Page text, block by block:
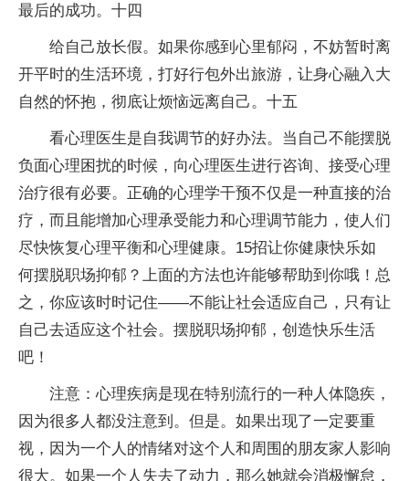
最后的成功。十四
给自己放长假。如果你感到心里郁闷，不妨暂时离
开平时的生活环境，打好行包外出旅游，让身心融入大
自然的怀抱，彻底让烦恼远离自己。十五
看心理医生是自我调节的好办法。当自己不能摆脱
负面心理困扰的时候，向心理医生进行咨询、接受心理
治疗很有必要。正确的心理学干预不仅是一种直接的治
疗，而且能增加心理承受能力和心理调节能力，使人们
尽快恢复心理平衡和心理健康。15招让你健康快乐如
何摆脱职场抑郁？上面的方法也许能够帮助到你哦！总
之，你应该时时记住——不能让社会适应自己，只有让
自己去适应这个社会。摆脱职场抑郁，创造快乐生活
吧！
注意：心理疾病是现在特别流行的一种人体隐疾，
因为很多人都没注意到。但是。如果出现了一定要重
视，因为一个人的情绪对这个人和周围的朋友家人影响
很大。如果一个人失去了动力，那么她就会消极懈怠，